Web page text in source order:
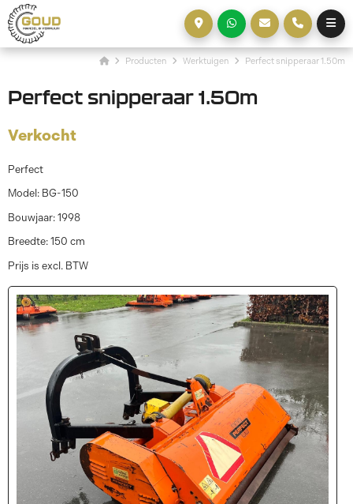
Producten Werktuigen Perfect snipperaar 1.50m
Perfect snipperaar 1.50m
Verkocht
Perfect
Model: BG-150
Bouwjaar: 1998
Breedte: 150 cm
Prijs is excl. BTW